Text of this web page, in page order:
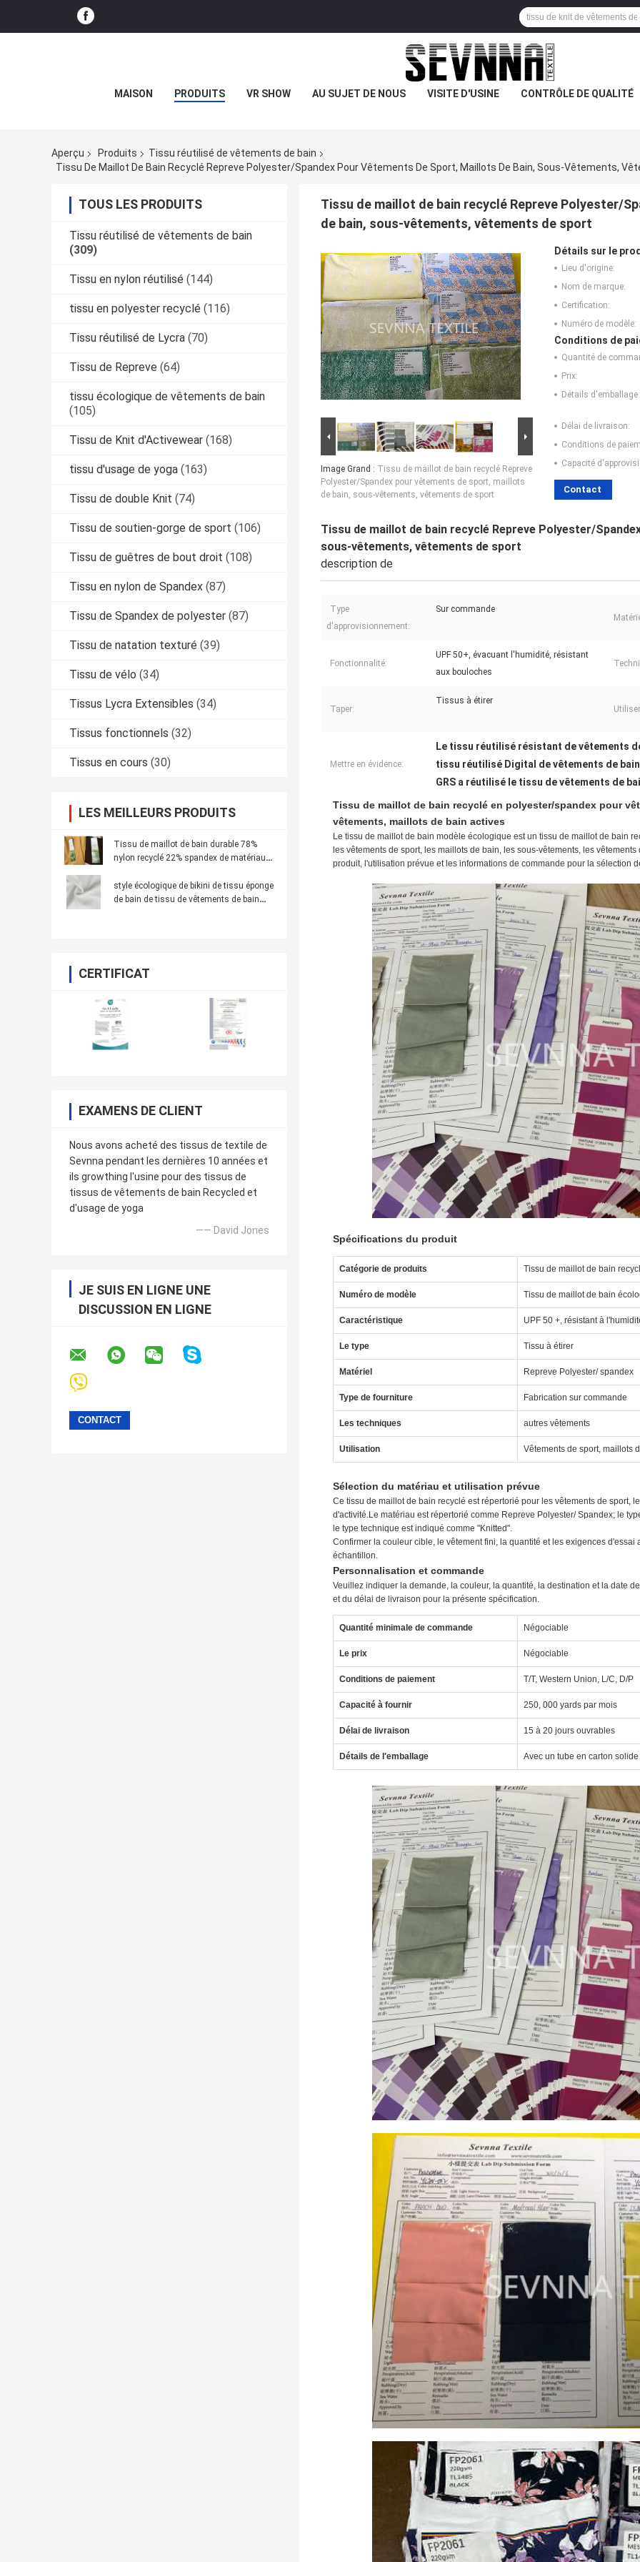
MAISON PRODUITS VR SHOW AU SUJET DE NOUS VISITE D'USINE CONTRÔLE DE QUALITÉ
Aperçu Produits
Tissu réutilisé de vêtements de bain
Tissu De Maillot De Bain Recyclé Repreve Polyester/Spandex Pour Vêtements De Sport, Maillots De Bain, Sous-Vêtements,
TOUS LES PRODUITS
Tissu réutilisé de vêtements de bain
(309)
Tissu en nylon réutilisé (144)
tissu en polyester recyclé (116)
Tissu réutilisé de Lycra (70)
Tissu de Repreve (64)
tissu écologique de vêtements de bain
(105)
Tissu de Knit d'Activewear (168)
tissu d'usage de yoga (163)
Tissu de double Knit (74)
Tissu de soutien-gorge de sport (106)
Tissu de guêtres de bout droit (108)
Tissu en nylon de Spandex (87)
Tissu de Spandex de polyester (87)
Tissu de natation texturé (39)
Tissu de vélo (34)
Tissus Lycra Extensibles (34)
Tissus fonctionnels (32)
Tissus en cours (30)
LES MEILLEURS PRODUITS
Tissu de maillot de bain durable 78%
nylon recyclé 22% spandex de matériaux
style écologique de bikini de tissu éponge
de bain de tissu de vêtements de bain
CERTIFICAT
EXAMENS DE CLIENT
Nous avons acheté des tissus de textile de
Sevnna pendant les dernières 10 années et
ils growthing l'usine pour des tissus de
tissus de vêtements de bain Recycled et
d'usage de yoga
—— David Jones
JE SUIS EN LIGNE UNE
DISCUSSION EN LIGNE
Tissu de maillot de bain recyclé Repreve Polyester/
de bain, sous-vêtements, vêtements de sport
Image Grand : Tissu de maillot de bain recyclé Repreve
Polyester/Spandex pour vêtements de sport, maillots
de bain, sous-vêtements, vêtements de sport
Détails sur le
Lieu d'origine:
Nom de marque:
Certification:
Numéro de modèle:
Conditions de
Quantité de
Prix:
Détails d'emballage:
Délai de livraison:
Conditions de
Capacité
Contact
Tissu de maillot de bain recyclé Repreve Polyester/
sous-vêtements, vêtements de sport
description de
Type
d'approvisionnement:
Sur commande
Fonctionnalité:
UPF 50+, évacuant l'humidité, résistant
aux bouloches
Taper:
Tissus à étirer
Mettre en évidence:
Le tissu réutilisé résistant de vêtements
tissu réutilisé Digital de vêtements de
GRS a réutilisé le tissu de vêtements de
Tissu de maillot de bain recyclé en polyester/spandex pour
vêtements, maillots de bain actives
Le tissu de maillot de bain modèle écologique est un tissu de maillot de bain
les vêtements de sport, les maillots de bain, les sous-vêtements, les
produit, l'utilisation prévue et les informations de commande pour la sélection
Spécifications du produit
Catégorie de produits Tissu de maillot de bain
Numéro de modèle Tissu de maillot de bain
Caractéristique UPF 50 +, résistant à
Le type Tissu à étirer
Matériel Repreve Polyester/ spandex
Type de fourniture Fabrication sur commande
Les techniques autres vêtements
Utilisation Vêtements de sport, maillots
Sélection du matériau et utilisation prévue
Ce tissu de maillot de bain recyclé est répertorié pour les vêtements de sport,
d'activité.Le matériau est répertorié comme Repreve Polyester/ Spandex; le
le type technique est indiqué comme "Knitted".
Confirmer la couleur cible, le vêtement fini, la quantité et les exigences
échantillon.
Personnalisation et commande
Veuillez indiquer la demande, la couleur, la quantité, la destination et la date
et du délai de livraison pour la présente spécification.
Quantité minimale de commande Négociable
Le prix Négociable
Conditions de paiement T/T, Western Union, L/C, D/P
Capacité à fournir 250, 000 yards par mois
Délai de livraison 15 à 20 jours ouvrables
Détails de l'emballage Avec un tube en carton